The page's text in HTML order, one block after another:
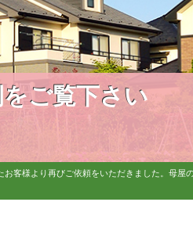
ご覧下さい
客様より再びご依頼をいただきました。母屋